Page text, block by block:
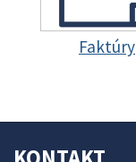
Faktúry